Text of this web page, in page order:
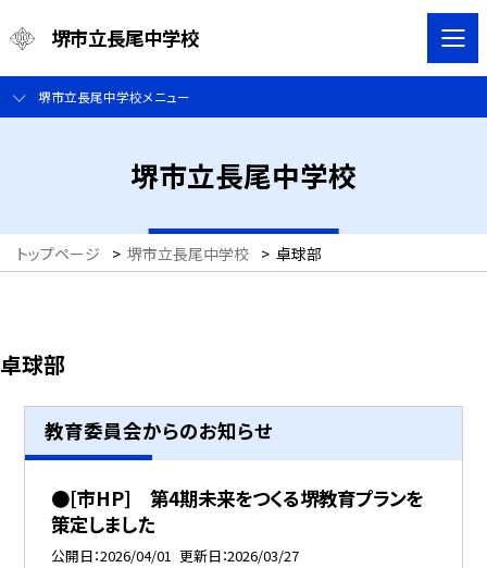
堺市立長尾中学校
堺市立長尾中学校メニュー
堺市立長尾中学校
トップページ > 堺市立長尾中学校 > 卓球部
卓球部
教育委員会からのお知らせ
●[市HP] 第4期未来をつくる堺教育プランを
策定しました
公開日 2026/04/01 更新日 2026/03/27